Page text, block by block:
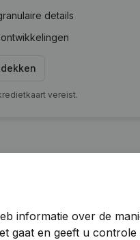
details
vereist.
informatie over de
gaat en geeft u